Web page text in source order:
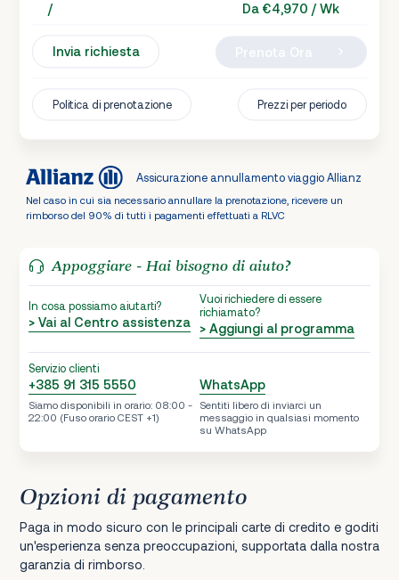
/ Da €4,970 / Wk
Invia richiesta
Politica di prenotazione Prezzi per periodo
Assicurazione annullamento viaggio Allianz
Nel caso in cui sia necessario annullare la prenotazione, ricevere un
rimborso del 90% di tutti i pagamenti effettuati a RLVC
Appoggiare - Hai bisogno di aiuto?
In cosa possiamo aiutarti?
> Vai al Centro assistenza
Vuoi richiedere di essere
richiamato?
> Aggiungi al programma
Servizio clienti
+385 91 315 5550
Siamo disponibili in orario: 08:00 -
22:00 (Fuso orario CEST +1)
WhatsApp
Sentiti libero di inviarci un
messaggio in qualsiasi momento
su WhatsApp
Opzioni di pagamento
Paga in modo sicuro con le principali carte di credito e goditi
un'esperienza senza preoccupazioni, supportata dalla nostra
garanzia di rimborso.